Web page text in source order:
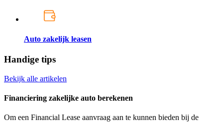
Auto zakelijk leasen
Handige tips
Bekijk alle artikelen
Financiering zakelijke auto berekenen
Om een Financial Lease aanvraag aan te kunnen bieden bij de